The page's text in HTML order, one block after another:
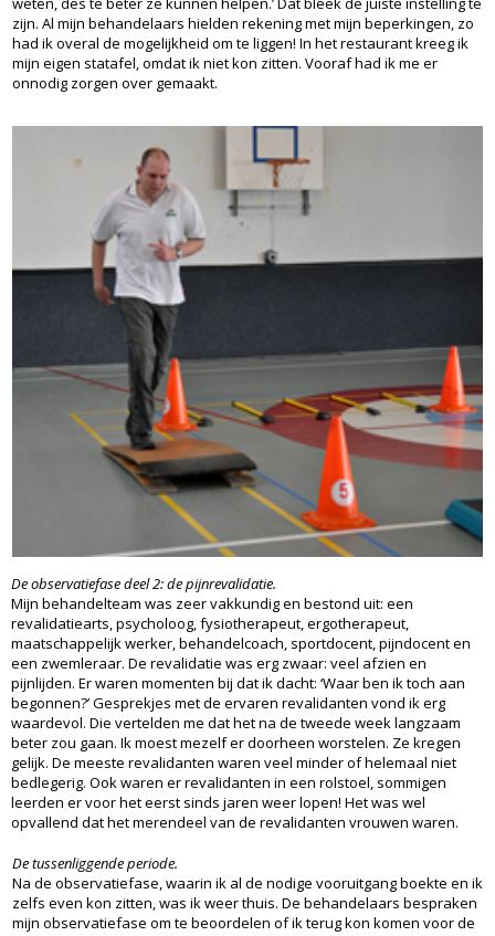
zijn. Al mijn behandelaars hielden rekening met mijn beperkingen, zo
had ik overal de mogelijkheid om te liggen! In het restaurant kreeg ik
mijn eigen statafel, omdat ik niet kon zitten. Vooraf had ik me er
onnodig zorgen over gemaakt.
De observatiefase deel 2: de pijnrevalidatie.
Mijn behandelteam was zeer vakkundig en bestond uit: een
revalidatiearts, psycholoog, fysiotherapeut, ergotherapeut,
maatschappelijk werker, behandelcoach, sportdocent, pijndocent en
een zwemleraar. De revalidatie was erg zwaar: veel afzien en
pijnlijden. Er waren momenten bij dat ik dacht: ‘Waar ben ik toch aan
begonnen?’ Gesprekjes met de ervaren revalidanten vond ik erg
waardevol. Die vertelden me dat het na de tweede week langzaam
beter zou gaan. Ik moest mezelf er doorheen worstelen. Ze kregen
gelijk. De meeste revalidanten waren veel minder of helemaal niet
bedlegerig. Ook waren er revalidanten in een rolstoel, sommigen
leerden er voor het eerst sinds jaren weer lopen! Het was wel
opvallend dat het merendeel van de revalidanten vrouwen waren.
De tussenliggende periode.
Na de observatiefase, waarin ik al de nodige vooruitgang boekte en ik
zelfs even kon zitten, was ik weer thuis. De behandelaars bespraken
mijn observatiefase om te beoordelen of ik terug kon komen voor de